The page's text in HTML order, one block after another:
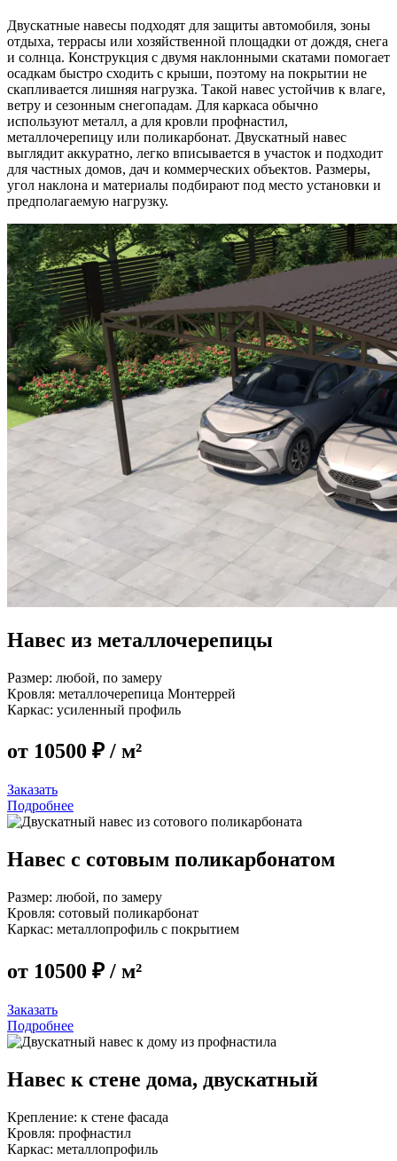
Двускатные навесы подходят для защиты автомобиля, зоны
отдыха, террасы или хозяйственной площадки от дождя, снега
и солнца. Конструкция с двумя наклонными скатами помогает
осадкам быстро сходить с крыши, поэтому на покрытии не
скапливается лишняя нагрузка. Такой навес устойчив к влаге,
ветру и сезонным снегопадам. Для каркаса обычно
используют металл, а для кровли профнастил,
металлочерепицу или поликарбонат. Двускатный навес
выглядит аккуратно, легко вписывается в участок и подходит
для частных домов, дач и коммерческих объектов. Размеры,
угол наклона и материалы подбирают под место установки и
предполагаемую нагрузку.
Навес из металлочерепицы
Размер: любой, по замеру
Кровля: металлочерепица Монтеррей
Каркас: усиленный профиль
от 10500 ₽ / м²
Заказать
Подробнее
Навес с сотовым поликарбонатом
Размер: любой, по замеру
Кровля: сотовый поликарбонат
Каркас: металлопрофиль с покрытием
от 10500 ₽ / м²
Заказать
Подробнее
Навес к стене дома, двускатный
Крепление: к стене фасада
Кровля: профнастил
Каркас: металлопрофиль